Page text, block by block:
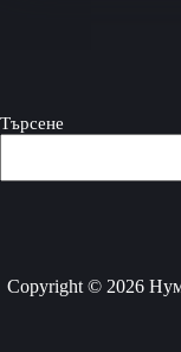
Търсене
Copyright © 2026